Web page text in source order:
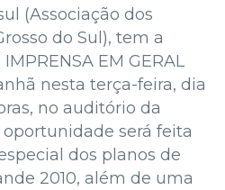
(Associação dos
do Sul), tem a
EM GERAL
nesta terça-feira, dia
no auditório da
será feita
dos planos de
2010, além de uma